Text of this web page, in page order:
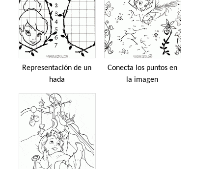
Representación de un
hada
Conecta los puntos en
la imagen